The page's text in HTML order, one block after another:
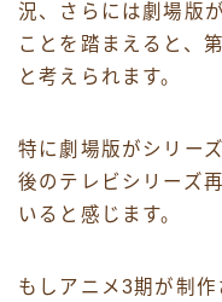
況、さらには劇場版
ことを踏まえると、
と考えられます。
特に劇場版がシリー
後のテレビシリーズ
いると感じます。
もしアニメ3期が制